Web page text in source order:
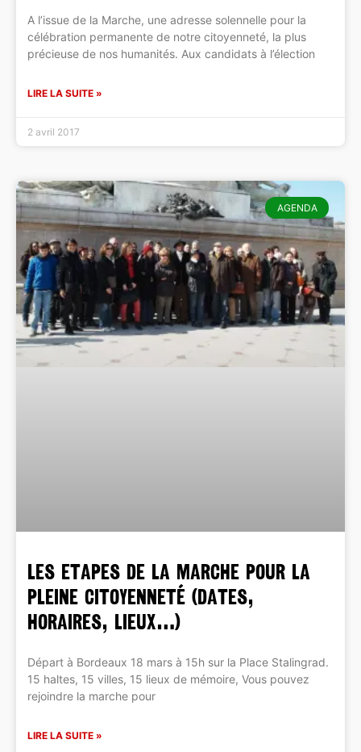
A l’issue de la Marche, une adresse solennelle pour la
célébration permanente de notre citoyenneté, la plus
précieuse de nos humanités. Aux candidats à l’élection
LIRE LA SUITE »
2 avril 2017
AGENDA
LES ETAPES DE LA MARCHE POUR LA
PLEINE CITOYENNETÉ (dates,
horaires, lieux…)
Départ à Bordeaux 18 mars à 15h sur la Place Stalingrad.
15 haltes, 15 villes, 15 lieux de mémoire, Vous pouvez
rejoindre la marche pour
LIRE LA SUITE »